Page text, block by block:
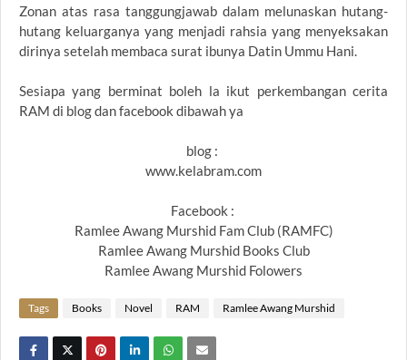
Zonan atas rasa tanggungjawab dalam melunaskan hutang-
hutang keluarganya yang menjadi rahsia yang menyeksakan
dirinya setelah membaca surat ibunya Datin Ummu Hani.
Sesiapa yang berminat boleh la ikut perkembangan cerita
RAM di blog dan facebook dibawah ya
blog :
www.kelabram.com
Facebook :
Ramlee Awang Murshid Fam Club (RAMFC)
Ramlee Awang Murshid Books Club
Ramlee Awang Murshid Folowers
Tags Books Novel RAM Ramlee Awang Murshid